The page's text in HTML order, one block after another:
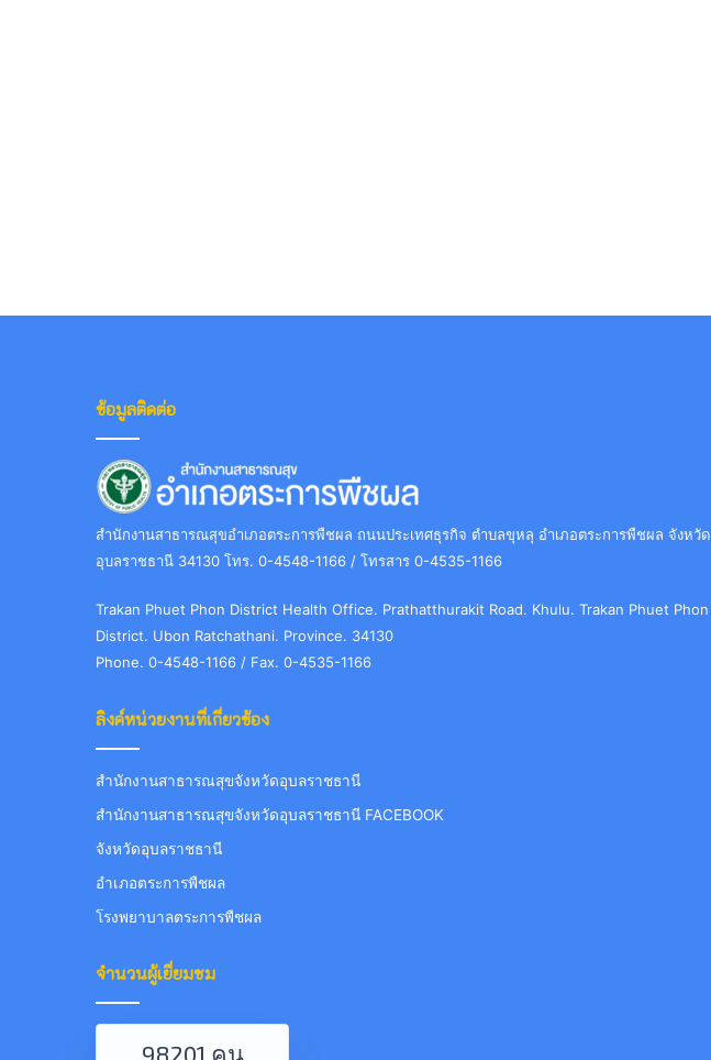
ข้อมูลติดต่อ
สำนักงานสาธารณสุขอำเภอตระการพืชผล ถนนประเทศธุรกิจ ตำบลขุหลุ อำเภอตระการพืชผล จังหวัด
อุบลราชธานี 34130 โทร. 0-4548-1166 / โทรสาร 0-4535-1166
Trakan Phuet Phon District Health Office. Prathatthurakit Road. Khulu. Trakan Phuet Phon
District. Ubon Ratchathani. Province. 34130
Phone. 0-4548-1166 / Fax. 0-4535-1166
ลิงค์หน่วยงานที่เกี่ยวข้อง
สำนักงานสาธารณสุขจังหวัดอุบลราชธานี
สำนักงานสาธารณสุขจังหวัดอุบลราชธานี FACEBOOK
จังหวัดอุบลราชธานี
อำเภอตระการพืชผล
โรงพยาบาลตระการพืชผล
จำนวนผู้เยี่ยมชม
98201 คน